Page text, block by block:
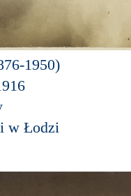
1950)
w Łodzi